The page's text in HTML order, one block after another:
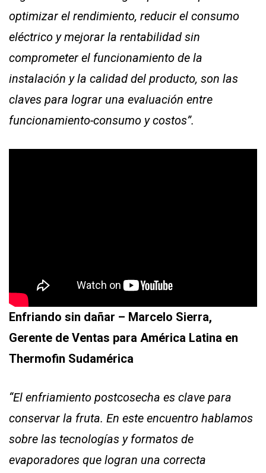
optimizar el rendimiento, reducir el consumo
eléctrico y mejorar la rentabilidad sin
comprometer el funcionamiento de la
instalación y la calidad del producto, son las
claves para lograr una evaluación entre
funcionamiento-consumo y costos”.
Enfriando sin dañar – Marcelo Sierra,
Gerente de Ventas para América Latina en
Thermofin Sudamérica
“El enfriamiento postcosecha es clave para
conservar la fruta. En este encuentro hablamos
sobre las tecnologías y formatos de
evaporadores que logran una correcta